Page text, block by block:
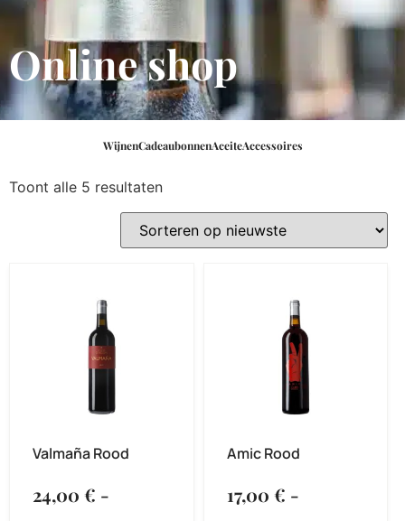
Online shop
WijnenCadeaubonnenAceiteAccessoires
Toont alle 5 resultaten
Valmaña Rood
24,00 € -
Amic Rood
17,00 € -